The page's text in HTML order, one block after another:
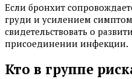
Если бронхит
груди и усилением
свидетельствовать о
присоединении инфекции.
Кто в группе